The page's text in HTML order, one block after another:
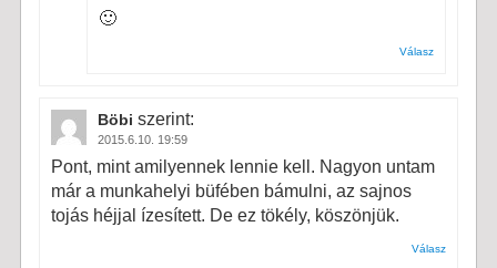
🙂
Válasz
Böbi szerint:
2015.6.10. 19:59
Pont, mint amilyennek lennie kell. Nagyon untam
már a munkahelyi büfében bámulni, az sajnos
tojás héjjal ízesített. De ez tökély, köszönjük.
Válasz